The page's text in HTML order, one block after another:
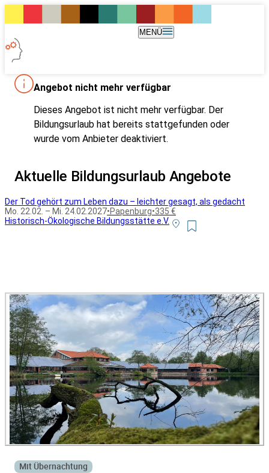
MENÜ
Angebot nicht mehr verfügbar
Dieses Angebot ist nicht mehr verfügbar. Der
Bildungsurlaub hat bereits stattgefunden oder
wurde vom Anbieter deaktiviert.
Aktuelle Bildungsurlaub Angebote
Der Tod gehört zum Leben dazu – leichter gesagt, als gedacht
Mo. 22.02. – Mi. 24.02.2027•Papenburg•335 €
Historisch-Ökologische Bildungsstätte e.V.
Mit Übernachtung